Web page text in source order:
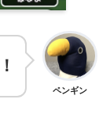
ペンギン